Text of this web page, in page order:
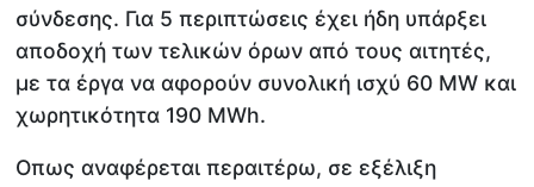
σύνδεσης. Για 5 περιπτώσεις έχει ήδη υπάρξει
αποδοχή των τελικών όρων από τους αιτητές,
με τα έργα να αφορούν συνολική ισχύ 60 MW και
χωρητικότητα 190 MWh.
Οπως αναφέρεται περαιτέρω, σε εξέλιξη